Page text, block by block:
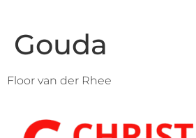
Gouda
Floor van der Rhee